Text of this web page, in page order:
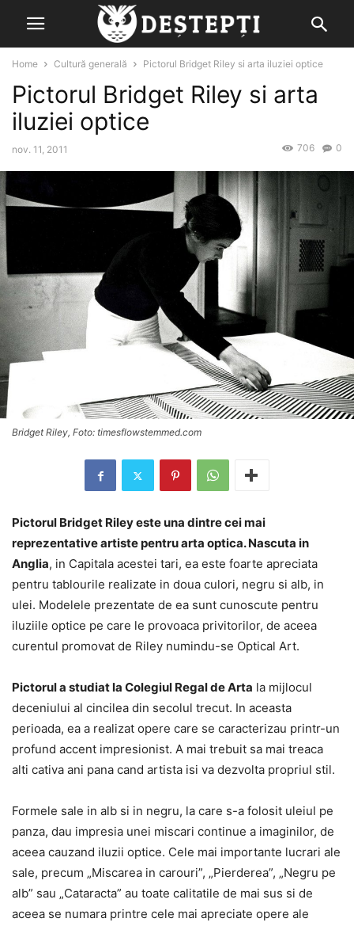
Home Cultură generală Pictorul Bridget Riley si arta iluziei optice
Pictorul Bridget Riley si arta
iluziei optice
nov. 11, 2011 0
706
Bridget Riley, Foto: timesflowstemmed.com
Pictorul Bridget Riley este una dintre cei mai
reprezentative artiste pentru arta optica. Nascuta in
Anglia, in Capitala acestei tari, ea este foarte apreciata
pentru tablourile realizate in doua culori, negru si alb, in
ulei. Modelele prezentate de ea sunt cunoscute pentru
iluziile optice pe care le provoaca privitorilor, de aceea
curentul promovat de Riley numindu-se Optical Art.
Pictorul a studiat la Colegiul Regal de Arta la mijlocul
deceniului al cincilea din secolul trecut. In aceasta
perioada, ea a realizat opere care se caracterizau printr-un
profund accent impresionist. A mai trebuit sa mai treaca
alti cativa ani pana cand artista isi va dezvolta propriul stil.
Formele sale in alb si in negru, la care s-a folosit uleiul pe
panza, dau impresia unei miscari continue a imaginilor, de
aceea cauzand iluzii optice. Cele mai importante lucrari ale
sale, precum „Miscarea in carouri”, „Pierderea”, „Negru pe
alb” sau „Cataracta” au toate calitatile de mai sus si de
aceea se numara printre cele mai apreciate opere ale